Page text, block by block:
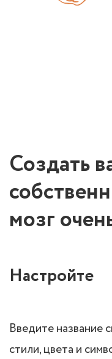
Создать
мозг
Настройте
Введите название
стили, цвета и